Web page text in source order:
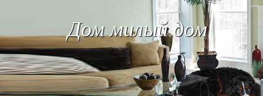
Дом милый дом